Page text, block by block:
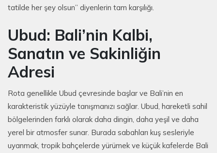
tatilde her şey olsun” diyenlerin tam karşılığı.
Ubud: Bali’nin Kalbi,
Sanatın ve Sakinliğin
Adresi
Rota genellikle Ubud çevresinde başlar ve Bali’nin en
karakteristik yüzüyle tanışmanızı sağlar. Ubud, hareketli sahil
bölgelerinden farklı olarak daha dingin, daha yeşil ve daha
yerel bir atmosfer sunar. Burada sabahları kuş sesleriyle
uyanmak, tropik bahçelerde yürümek ve küçük kafelerde Bali